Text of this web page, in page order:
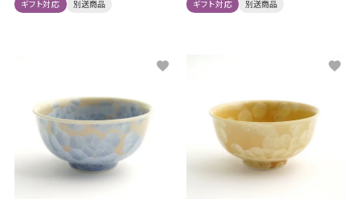
ギフト対応 別送商品 ギフト対応 別送商品